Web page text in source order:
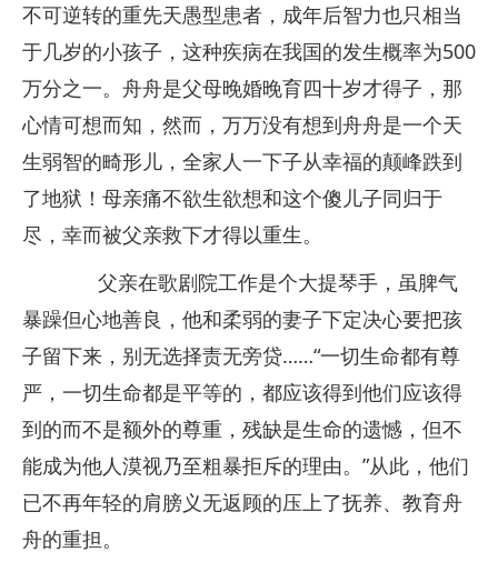
不可逆转的重先天愚型患者，成年后智力也只相当
于几岁的小孩子，这种疾病在我国的发生概率为500
万分之一。舟舟是父母晚婚晚育四十岁才得子，那
心情可想而知，然而，万万没有想到舟舟是一个天
生弱智的畸形儿，全家人一下子从幸福的颠峰跌到
了地狱！母亲痛不欲生欲想和这个傻儿子同归于
尽，幸而被父亲救下才得以重生。
父亲在歌剧院工作是个大提琴手，虽脾气
暴躁但心地善良，他和柔弱的妻子下定决心要把孩
子留下来，别无选择责无旁贷……“一切生命都有尊
严，一切生命都是平等的，都应该得到他们应该得
到的而不是额外的尊重，残缺是生命的遗憾，但不
能成为他人漠视乃至粗暴拒斥的理由。”从此，他们
已不再年轻的肩膀义无返顾的压上了抚养、教育舟
舟的重担。